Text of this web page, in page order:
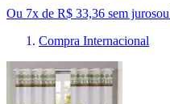
Ou 7x de R$ 33,36 sem jurosou
Compra Internacional